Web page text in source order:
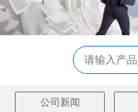
公司新闻